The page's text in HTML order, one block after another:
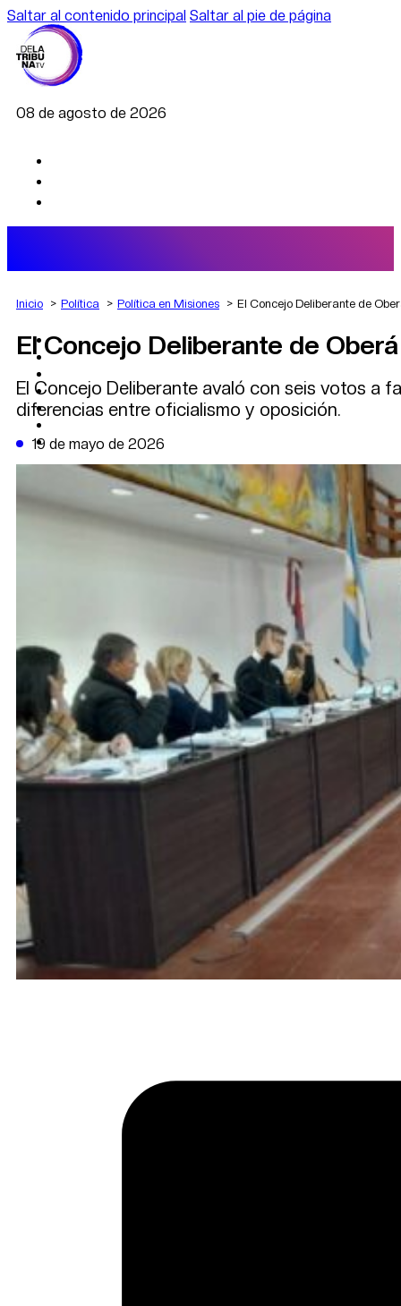
Saltar al contenido principal Saltar al pie de página
08 de agosto de 2026
AGRO
DEPORTES
POLÍTICA
CAMBIO CLIMÁTICO
DE LA TRIBUNA TV
Inicio Política Política en Misiones El Concejo Deliberante de
El Concejo Deliberante de
El Concejo Deliberante avaló con seis votos a
diferencias entre oficialismo y oposición.
19 de mayo de 2026